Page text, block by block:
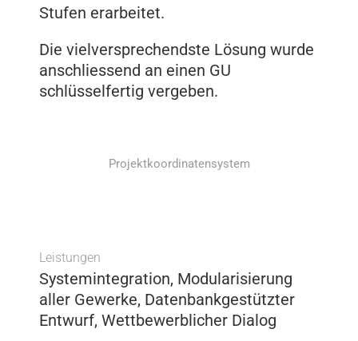
Stufen erarbeitet.
Die vielversprechendste Lösung wurde
anschliessend an einen GU
schlüsselfertig vergeben.
Projektkoordinatensystem
Leistungen
Systemintegration, Modularisierung
aller Gewerke, Datenbankgestützter
Entwurf, Wettbewerblicher Dialog